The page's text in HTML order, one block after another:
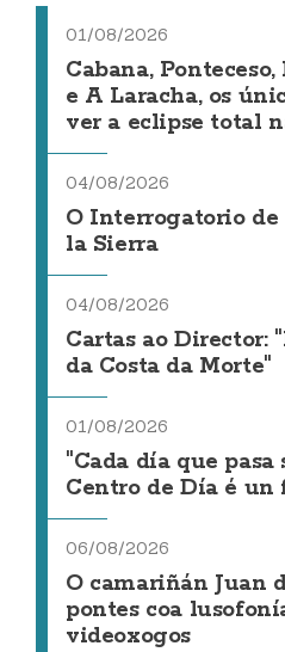
01/08/2026
Cabana,
e A Laracha, os
ver a eclipse total
04/08/2026
O Interrogatorio de
la Sierra
04/08/2026
Cartas ao Director:
da Costa da Morte"
01/08/2026
"Cada día que pasa
Centro de Día é un
06/08/2026
O camariñán Juan
pontes coa
videoxogos